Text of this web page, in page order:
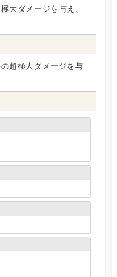
大ダメージを与え、
超極大ダメージを与